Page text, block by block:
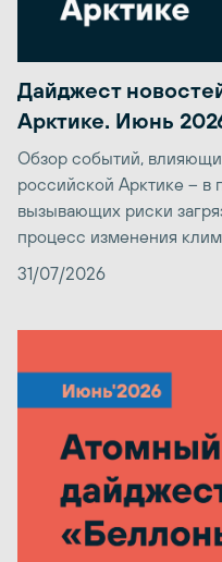
Дайджест
Арктике. Июнь
Обзор событий,
российской Арктике – в
вызывающих риски
процесс изменения
31/07/2026